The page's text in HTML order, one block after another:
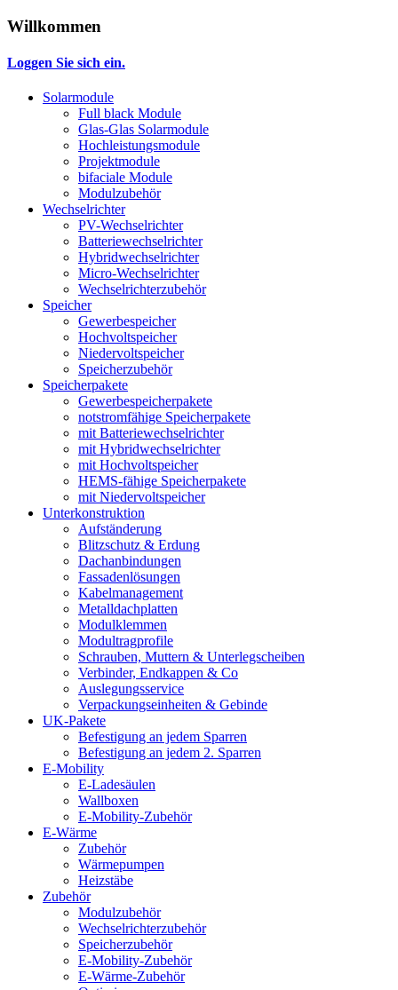
Willkommen
Loggen Sie sich ein.
Solarmodule
Full black Module
Glas-Glas Solarmodule
Hochleistungsmodule
Projektmodule
bifaciale Module
Modulzubehör
Wechselrichter
PV-Wechselrichter
Batteriewechselrichter
Hybridwechselrichter
Micro-Wechselrichter
Wechselrichterzubehör
Speicher
Gewerbespeicher
Hochvoltspeicher
Niedervoltspeicher
Speicherzubehör
Speicherpakete
Gewerbespeicherpakete
notstromfähige Speicherpakete
mit Batteriewechselrichter
mit Hybridwechselrichter
mit Hochvoltspeicher
HEMS-fähige Speicherpakete
mit Niedervoltspeicher
Unterkonstruktion
Aufständerung
Blitzschutz & Erdung
Dachanbindungen
Fassadenlösungen
Kabelmanagement
Metalldachplatten
Modulklemmen
Modultragprofile
Schrauben, Muttern & Unterlegscheiben
Verbinder, Endkappen & Co
Auslegungsservice
Verpackungseinheiten & Gebinde
UK-Pakete
Befestigung an jedem Sparren
Befestigung an jedem 2. Sparren
E-Mobility
E-Ladesäulen
Wallboxen
E-Mobility-Zubehör
E-Wärme
Zubehör
Wärmepumpen
Heizstäbe
Zubehör
Modulzubehör
Wechselrichterzubehör
Speicherzubehör
E-Mobility-Zubehör
E-Wärme-Zubehör